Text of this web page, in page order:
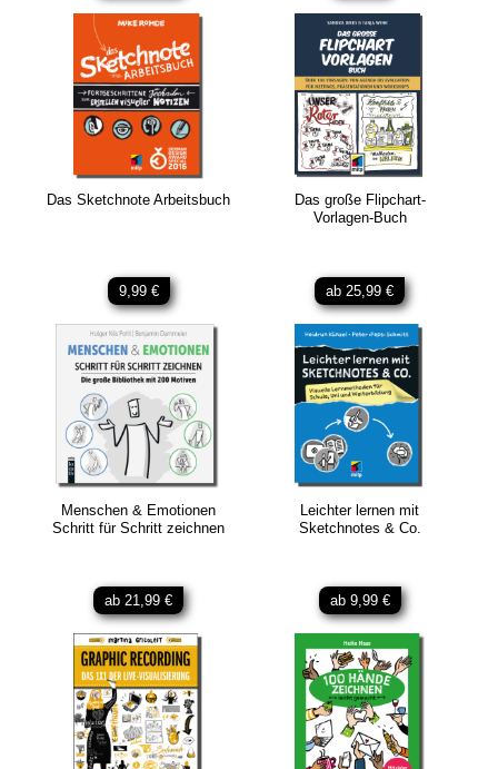
Das Sketchnote Arbeitsbuch
9,99 €
Das große Flipchart-
Vorlagen-Buch
ab 25,99 €
Menschen & Emotionen
Schritt für Schritt zeichnen
ab 21,99 €
Leichter lernen mit
Sketchnotes & Co.
ab 9,99 €